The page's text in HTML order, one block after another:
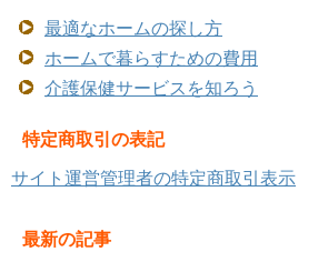
最適なホームの探し方
ホームで暮らすための費用
介護保健サービスを知ろう
特定商取引の表記
サイト運営管理者の特定商取引表示
最新の記事